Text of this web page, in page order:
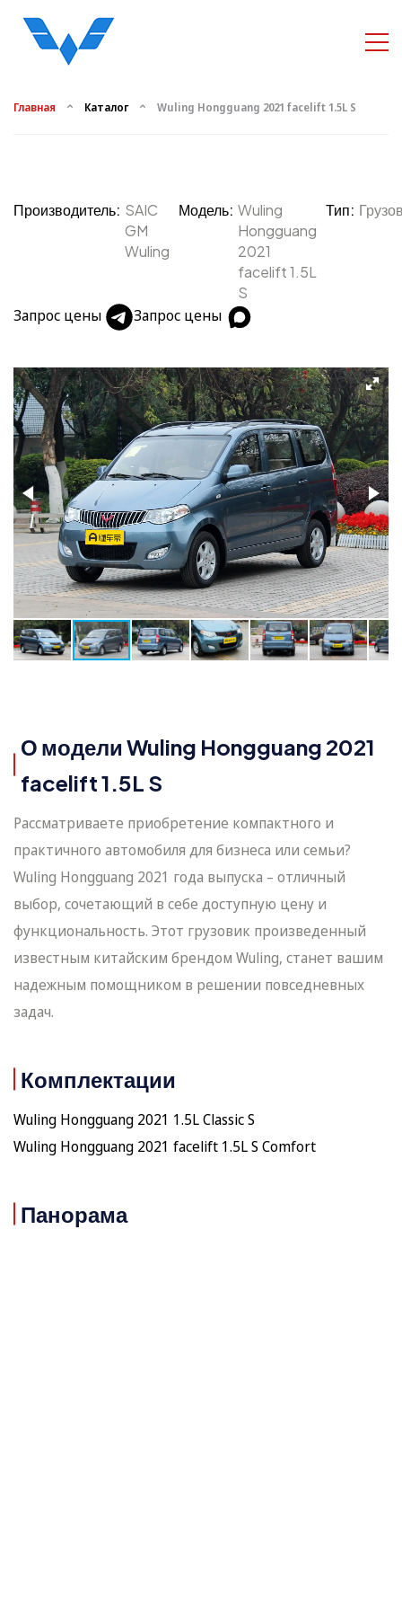
Главная Каталог Wuling Hongguang 2021 facelift 1.5L S
Производитель: SAIC
GM
Wuling
Модель: Wuling
Hongguang
2021
facelift 1.5L
S
Тип:
Запрос цены Запрос цены
О модели Wuling Hongguang 2021
facelift 1.5L S
Рассматриваете приобретение компактного и
практичного автомобиля для бизнеса или семьи?
Wuling Hongguang 2021 года выпуска – отличный
выбор, сочетающий в себе доступную цену и
функциональность. Этот грузовик произведенный
известным китайским брендом Wuling, станет вашим
надежным помощником в решении повседневных
задач.
Комплектации
Wuling Hongguang 2021 1.5L Classic S
Wuling Hongguang 2021 facelift 1.5L S Comfort
Панорама